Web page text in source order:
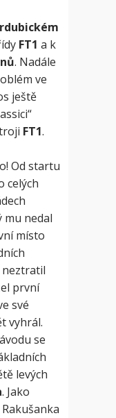
FT1 a k
. Nadále
ve
ještě
FT1.
Od startu
celých
mu nedal
místo
neztratil
první
své
vyhrál.
se
levých
. Jako